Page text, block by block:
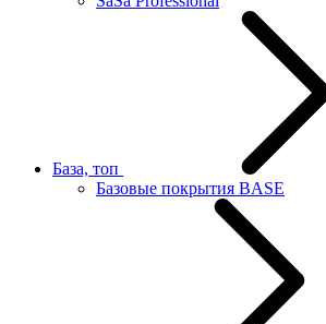
База, топ
Базовые покрытия BASE